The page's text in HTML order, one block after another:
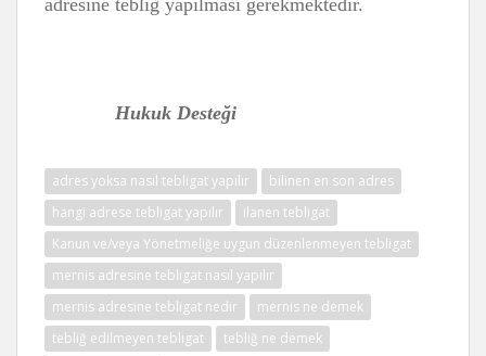
adresine tebliğ yapılması gerekmektedir.
Hukuk Desteği
adres yoksa nasıl tebligat yapılır
bilinen en son adres
hangi adrese tebligat yapılır
ilanen tebligat
Kanun ve/veya Yönetmeliğe uygun düzenlenmeyen tebligat
mernis adresine tebligat nasıl yapılır
mernis adresine tebligat nedir
mernis ne demek
tebliğ edilmeyen tebligat
tebliğ ne demek